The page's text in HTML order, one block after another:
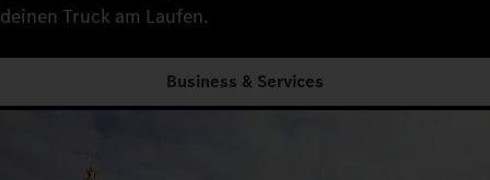
deinen Truck am Laufen.
Business & Services